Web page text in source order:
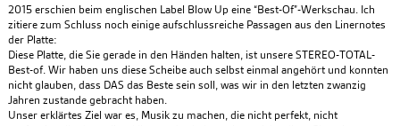
2015 erschien beim englischen Label Blow Up eine “Best-Of”-Werkschau. Ich
zitiere zum Schluss noch einige aufschlussreiche Passagen aus den Linernotes
der Platte:
Diese Platte, die Sie gerade in den Händen halten, ist unsere STEREO-TOTAL-
Best-of. Wir haben uns diese Scheibe auch selbst einmal angehört und konnten
nicht glauben, dass DAS das Beste sein soll, was wir in den letzten zwanzig
Jahren zustande gebracht haben.
Unser erklärtes Ziel war es, Musik zu machen, die nicht perfekt, nicht